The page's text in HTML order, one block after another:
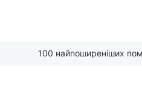
100 найпоширеніших